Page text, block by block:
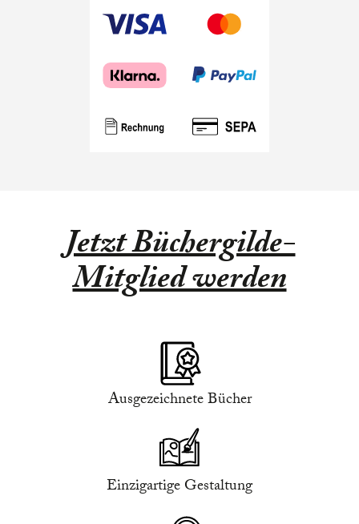
Jetzt Büchergilde-
Mitglied werden
Ausgezeichnete Bücher
Einzigartige Gestaltung